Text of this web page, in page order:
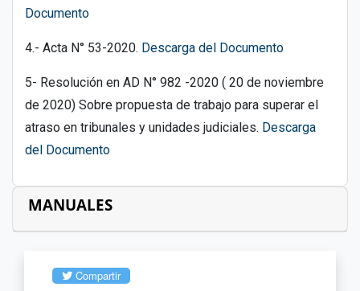
Documento
4.- Acta N° 53-2020. Descarga del Documento
5- Resolución en AD N° 982 -2020 ( 20 de noviembre
de 2020) Sobre propuesta de trabajo para superar el
atraso en tribunales y unidades judiciales. Descarga
del Documento
MANUALES
Compartir